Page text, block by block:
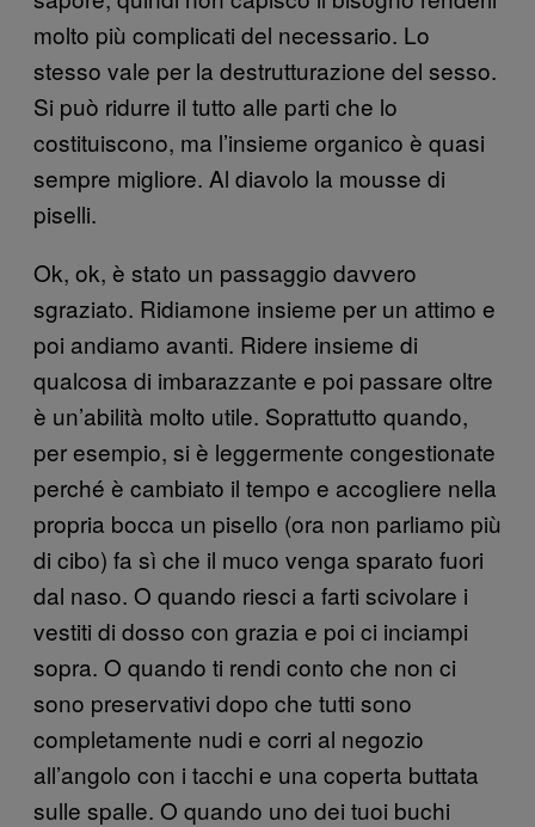
molto più complicati del necessario. Lo
stesso vale per la destrutturazione del sesso.
Si può ridurre il tutto alle parti che lo
costituiscono, ma l’insieme organico è quasi
sempre migliore. Al diavolo la mousse di
piselli.
Ok, ok, è stato un passaggio davvero
sgraziato. Ridiamone insieme per un attimo e
poi andiamo avanti. Ridere insieme di
qualcosa di imbarazzante e poi passare oltre
è un’abilità molto utile. Soprattutto quando,
per esempio, si è leggermente congestionate
perché è cambiato il tempo e accogliere nella
propria bocca un pisello (ora non parliamo più
di cibo) fa sì che il muco venga sparato fuori
dal naso. O quando riesci a farti scivolare i
vestiti di dosso con grazia e poi ci inciampi
sopra. O quando ti rendi conto che non ci
sono preservativi dopo che tutti sono
completamente nudi e corri al negozio
all’angolo con i tacchi e una coperta buttata
sulle spalle. O quando uno dei tuoi buchi